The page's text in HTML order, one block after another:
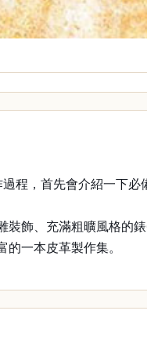
程，首先會介紹一下
飾、充滿粗曠風格的
一本皮革製作集。